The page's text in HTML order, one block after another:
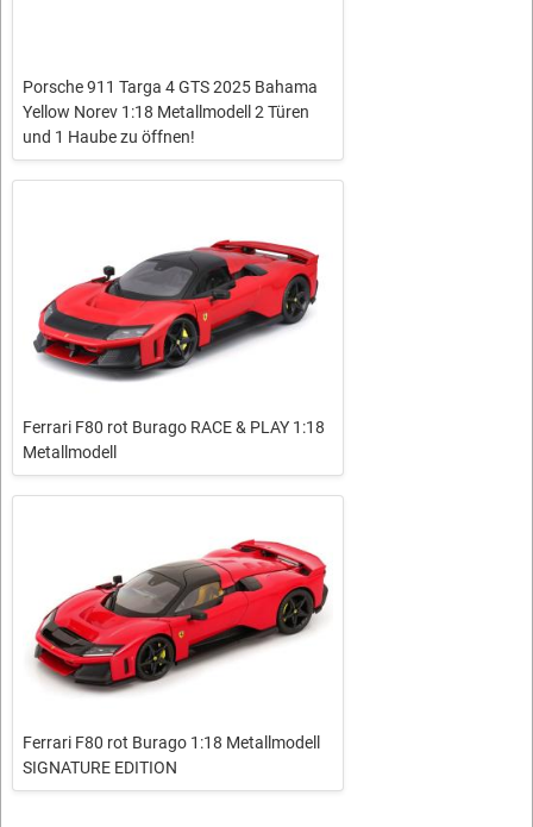
Porsche 911 Targa 4 GTS 2025 Bahama
Yellow Norev 1:18 Metallmodell 2 Türen
und 1 Haube zu öffnen!
Ferrari F80 rot Burago RACE & PLAY 1:18
Metallmodell
Ferrari F80 rot Burago 1:18 Metallmodell
SIGNATURE EDITION